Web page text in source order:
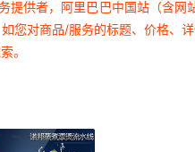
提供者，阿里巴巴中国站（含
您对商品/服务的标题、价格
。